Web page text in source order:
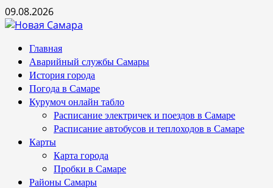
Перейти
к
09.08.2026
Основное
меню
Главная
Аварийный службы Самары
История города
Погода в Самаре
Курумоч онлайн табло
Расписание электричек и поездов в Самаре
Расписание автобусов и теплоходов в Самаре
Карты
Карта города
Пробки в Самаре
Районы Самары